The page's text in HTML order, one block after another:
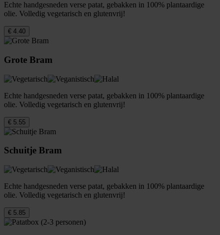
Echte handgesneden verse patat, gebakken in 100% plantaardige
olie. Volledig vegetarisch en glutenvrij!
€ 4.40
Grote Bram
Echte handgesneden verse patat, gebakken in 100% plantaardige
olie. Volledig vegetarisch en glutenvrij!
€ 5.55
Schuitje Bram
Echte handgesneden verse patat, gebakken in 100% plantaardige
olie. Volledig vegetarisch en glutenvrij!
€ 5.85